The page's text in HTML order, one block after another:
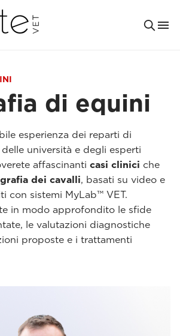
di equini
esperienza dei reparti di
università e degli esperti
affascinanti casi clinici che
dei cavalli, basati su video e
con sistemi MyLab™ VET.
in modo approfondito le sfide
le valutazioni diagnostiche
proposte e i trattamenti